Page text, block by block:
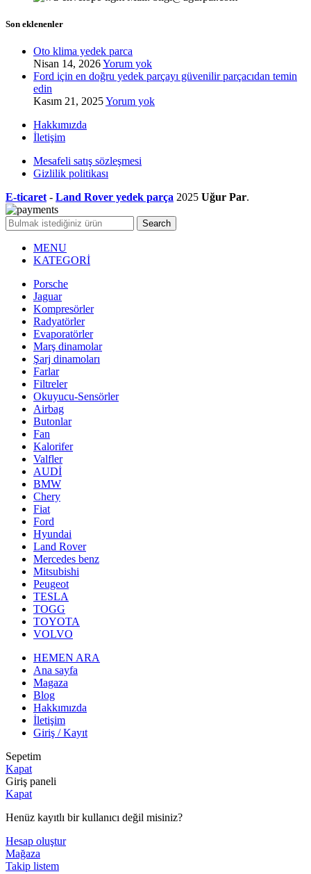
Son eklenenler
Oto klima yedek parca
Nisan 14, 2026Yorum yok
Ford için en doğru yedek parçayı güvenilir parçacıdan temin
edin
Kasım 21, 2025Yorum yok
Hakkımızda
İletişim
Mesafeli satış sözleşmesi
Gizlilik politikası
E-ticaret - Land Rover yedek parça 2025 Uğur Par.
Search
MENU
KATEGORİ
Porsche
Jaguar
Kompresörler
Radyatörler
Evaporatörler
Marş dinamolar
Şarj dinamoları
Farlar
Filtreler
Okuyucu-Sensörler
Airbag
Butonlar
Fan
Kalorifer
Valfler
AUDİ
BMW
Chery
Fiat
Ford
Hyundai
Land Rover
Mercedes benz
Mitsubishi
Peugeot
TESLA
TOGG
TOYOTA
VOLVO
HEMEN ARA
Ana sayfa
Magaza
Blog
Hakkımızda
İletişim
Giriş / Kayıt
Sepetim
Kapat
Giriş paneli
Kapat
Henüz kayıtlı bir kullanıcı değil misiniz?
Hesap oluştur
Mağaza
Takip listem